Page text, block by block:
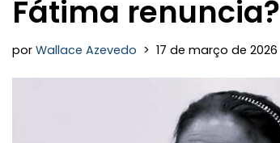
Fátima renuncia?
por Wallace Azevedo 17 de março de 2026